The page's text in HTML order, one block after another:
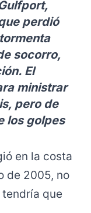
perdió
socorro,
El
ministrar
pero de
los golpes
en la costa
de 2005, no
que